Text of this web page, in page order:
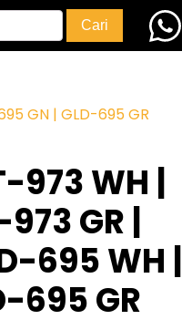
GN | GLD-695 GR
973 WH |
GR |
695 WH |
695 GR